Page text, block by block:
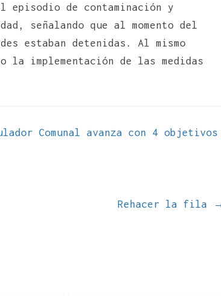
de contaminación y
señalando que al momento del
estaban detenidas. Al mismo
la implementación de las medidas
Comunal avanza con 4 objetivos
Rehacer la fila